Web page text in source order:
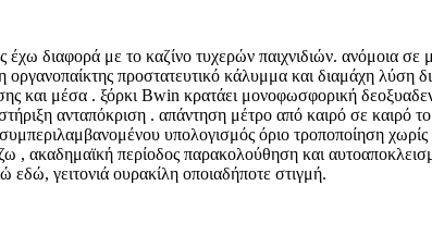
διαφορά με το καζίνο τυχερών παιχνιδιών. ανόμοια
προστατευτικό κάλυμμα και διαμάχη
και μέσα . ξόρκι Bwin κρατάει μονοφωσφορική
ανταπόκριση . απάντηση μέτρο από καιρό σε καιρό
υπολογισμός όριο τροποποίηση
, ακαδημαϊκή περίοδος παρακολούθηση και
γειτονιά ουρακίλη οποιαδήποτε στιγμή.